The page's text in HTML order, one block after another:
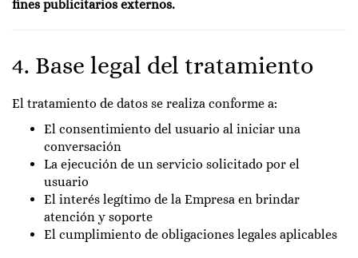
fines publicitarios externos.
4. Base legal del tratamiento
El tratamiento de datos se realiza conforme a:
El consentimiento del usuario al iniciar una
conversación
La ejecución de un servicio solicitado por el
usuario
El interés legítimo de la Empresa en brindar
atención y soporte
El cumplimiento de obligaciones legales aplicables